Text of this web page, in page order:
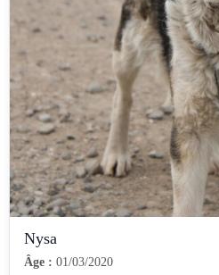
Nysa
Âge : 01/03/2020